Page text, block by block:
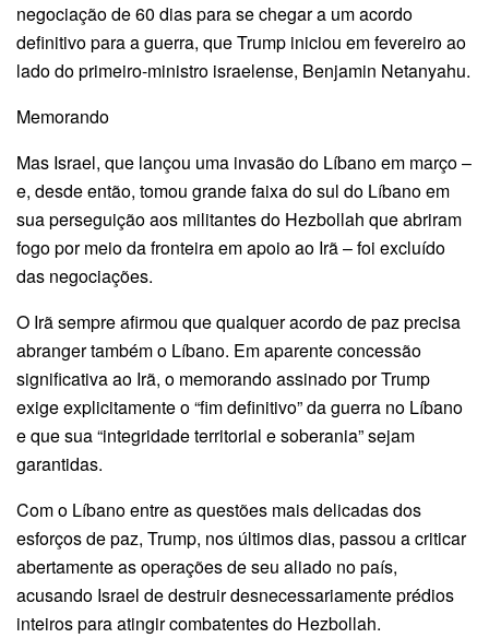
negociação de 60 dias para se chegar a um acordo
definitivo para a guerra, que Trump iniciou em fevereiro ao
lado do primeiro-ministro israelense, Benjamin Netanyahu.
Memorando
Mas Israel, que lançou uma invasão do Líbano em março –
e, desde então, tomou grande faixa do sul do Líbano em
sua perseguição aos militantes do Hezbollah que abriram
fogo por meio da fronteira em apoio ao Irã – foi excluído
das negociações.
O Irã sempre afirmou que qualquer acordo de paz precisa
abranger também o Líbano. Em aparente concessão
significativa ao Irã, o memorando assinado por Trump
exige explicitamente o “fim definitivo” da guerra no Líbano
e que sua “integridade territorial e soberania” sejam
garantidas.
Com o Líbano entre as questões mais delicadas dos
esforços de paz, Trump, nos últimos dias, passou a criticar
abertamente as operações de seu aliado no país,
acusando Israel de destruir desnecessariamente prédios
inteiros para atingir combatentes do Hezbollah.